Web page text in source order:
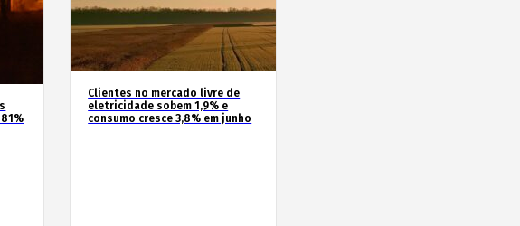
Clientes no mercado livre de
eletricidade sobem 1,9% e
consumo cresce 3,8% em junho